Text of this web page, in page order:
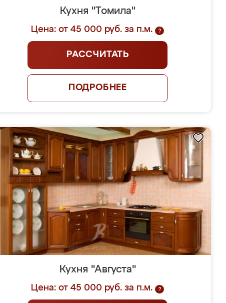
Кухня "Томила"
Цена: от 45 000 руб. за п.м. ?
РАССЧИТАТЬ
ПОДРОБНЕЕ
Кухня "Августа"
Цена: от 45 000 руб. за п.м. ?